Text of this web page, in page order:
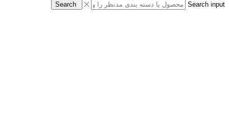
Search input
Search